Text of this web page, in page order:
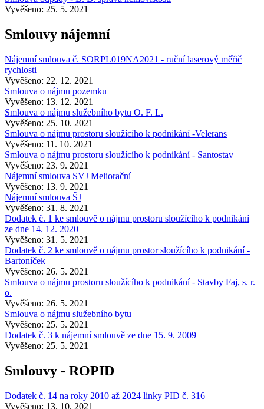
Vyvěšeno: 25. 5. 2021
Smlouvy nájemní
Nájemní smlouva č. SORPL019NA2021 - ruční laserový měřič
rychlosti
Vyvěšeno: 22. 12. 2021
Smlouva o nájmu pozemku
Vyvěšeno: 13. 12. 2021
Smlouva o nájmu služebního bytu O. F. L.
Vyvěšeno: 25. 10. 2021
Smlouva o nájmu prostoru sloužícího k podnikání -Velerans
Vyvěšeno: 11. 10. 2021
Smlouva o nájmu prostoru sloužícího k podnikání - Santostav
Vyvěšeno: 23. 9. 2021
Nájemní smlouva SVJ Meliorační
Vyvěšeno: 13. 9. 2021
Nájemní smlouva ŠJ
Vyvěšeno: 31. 8. 2021
Dodatek č. 1 ke smlouvě o nájmu prostoru sloužícího k podnikání
ze dne 14. 12. 2020
Vyvěšeno: 31. 5. 2021
Dodatek č. 2 ke smlouvě o nájmu prostor sloužícího k podnikání -
Bartoníček
Vyvěšeno: 26. 5. 2021
Smlouva o nájmu prostoru sloužícího k podnikání - Stavby Faj, s. r.
o.
Vyvěšeno: 26. 5. 2021
Smlouva o nájmu služebního bytu
Vyvěšeno: 25. 5. 2021
Dodatek č. 3 k nájemní smlouvě ze dne 15. 9. 2009
Vyvěšeno: 25. 5. 2021
Smlouvy - ROPID
Dodatek č. 14 na roky 2010 až 2024 linky PID č. 316
Vyvěšeno: 13. 10. 2021